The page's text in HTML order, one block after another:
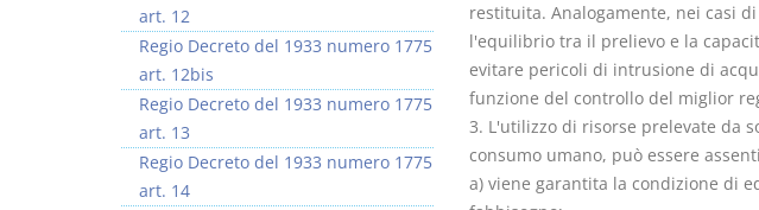
restituita. Analogamente, nei casi
l'equilibrio tra il prelievo e la
evitare pericoli di intrusione di
funzione del controllo del miglior
3. L'utilizzo di risorse prelevate da
consumo umano, può essere
a) viene garantita la condizione di
art. 12
Regio Decreto del 1933 numero 1775
art. 12bis
Regio Decreto del 1933 numero 1775
art. 13
Regio Decreto del 1933 numero 1775
art. 14